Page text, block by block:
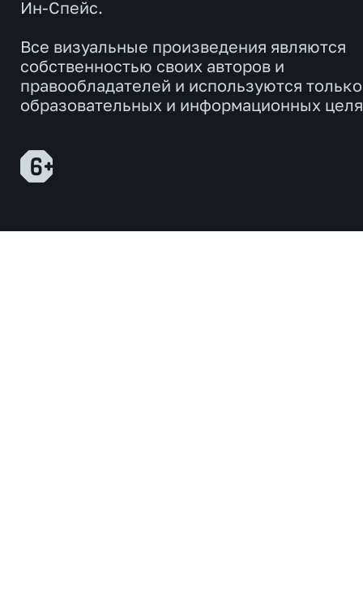
Ин-Спейс.
Все визуальные произведения являются
собственностью своих авторов и
правообладателей и используются
образовательных и информационных